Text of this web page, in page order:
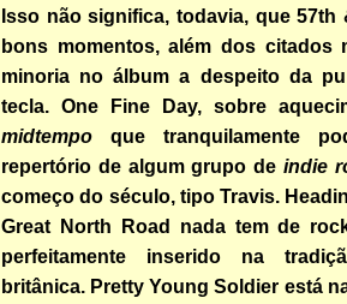
Isso não significa, todavia, que 57th
bons momentos, além dos citados
minoria no álbum a despeito da
tecla. One Fine Day, sobre
midtempo que tranquilamente
repertório de algum grupo de indie
começo do século, tipo Travis.
Great North Road nada tem de
perfeitamente inserido na
britânica. Pretty Young Soldier está